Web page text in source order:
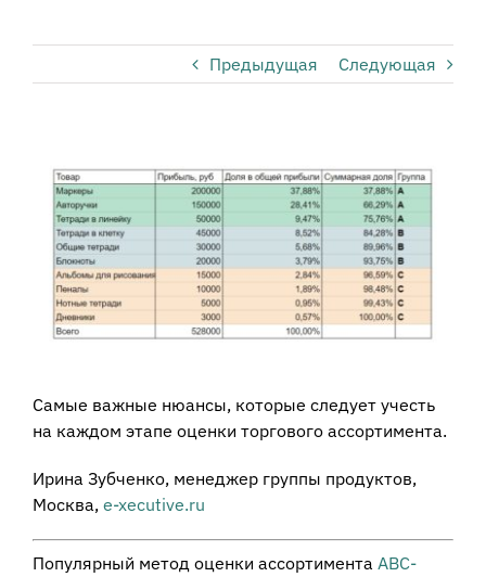
Предыдущая Следующая
Larger
Image
Самые важные нюансы, которые следует учесть
на каждом этапе оценки торгового ассортимента.
Ирина Зубченко, менеджер группы продуктов,
Москва, e-xecutive.ru
Популярный метод оценки ассортимента АВС-